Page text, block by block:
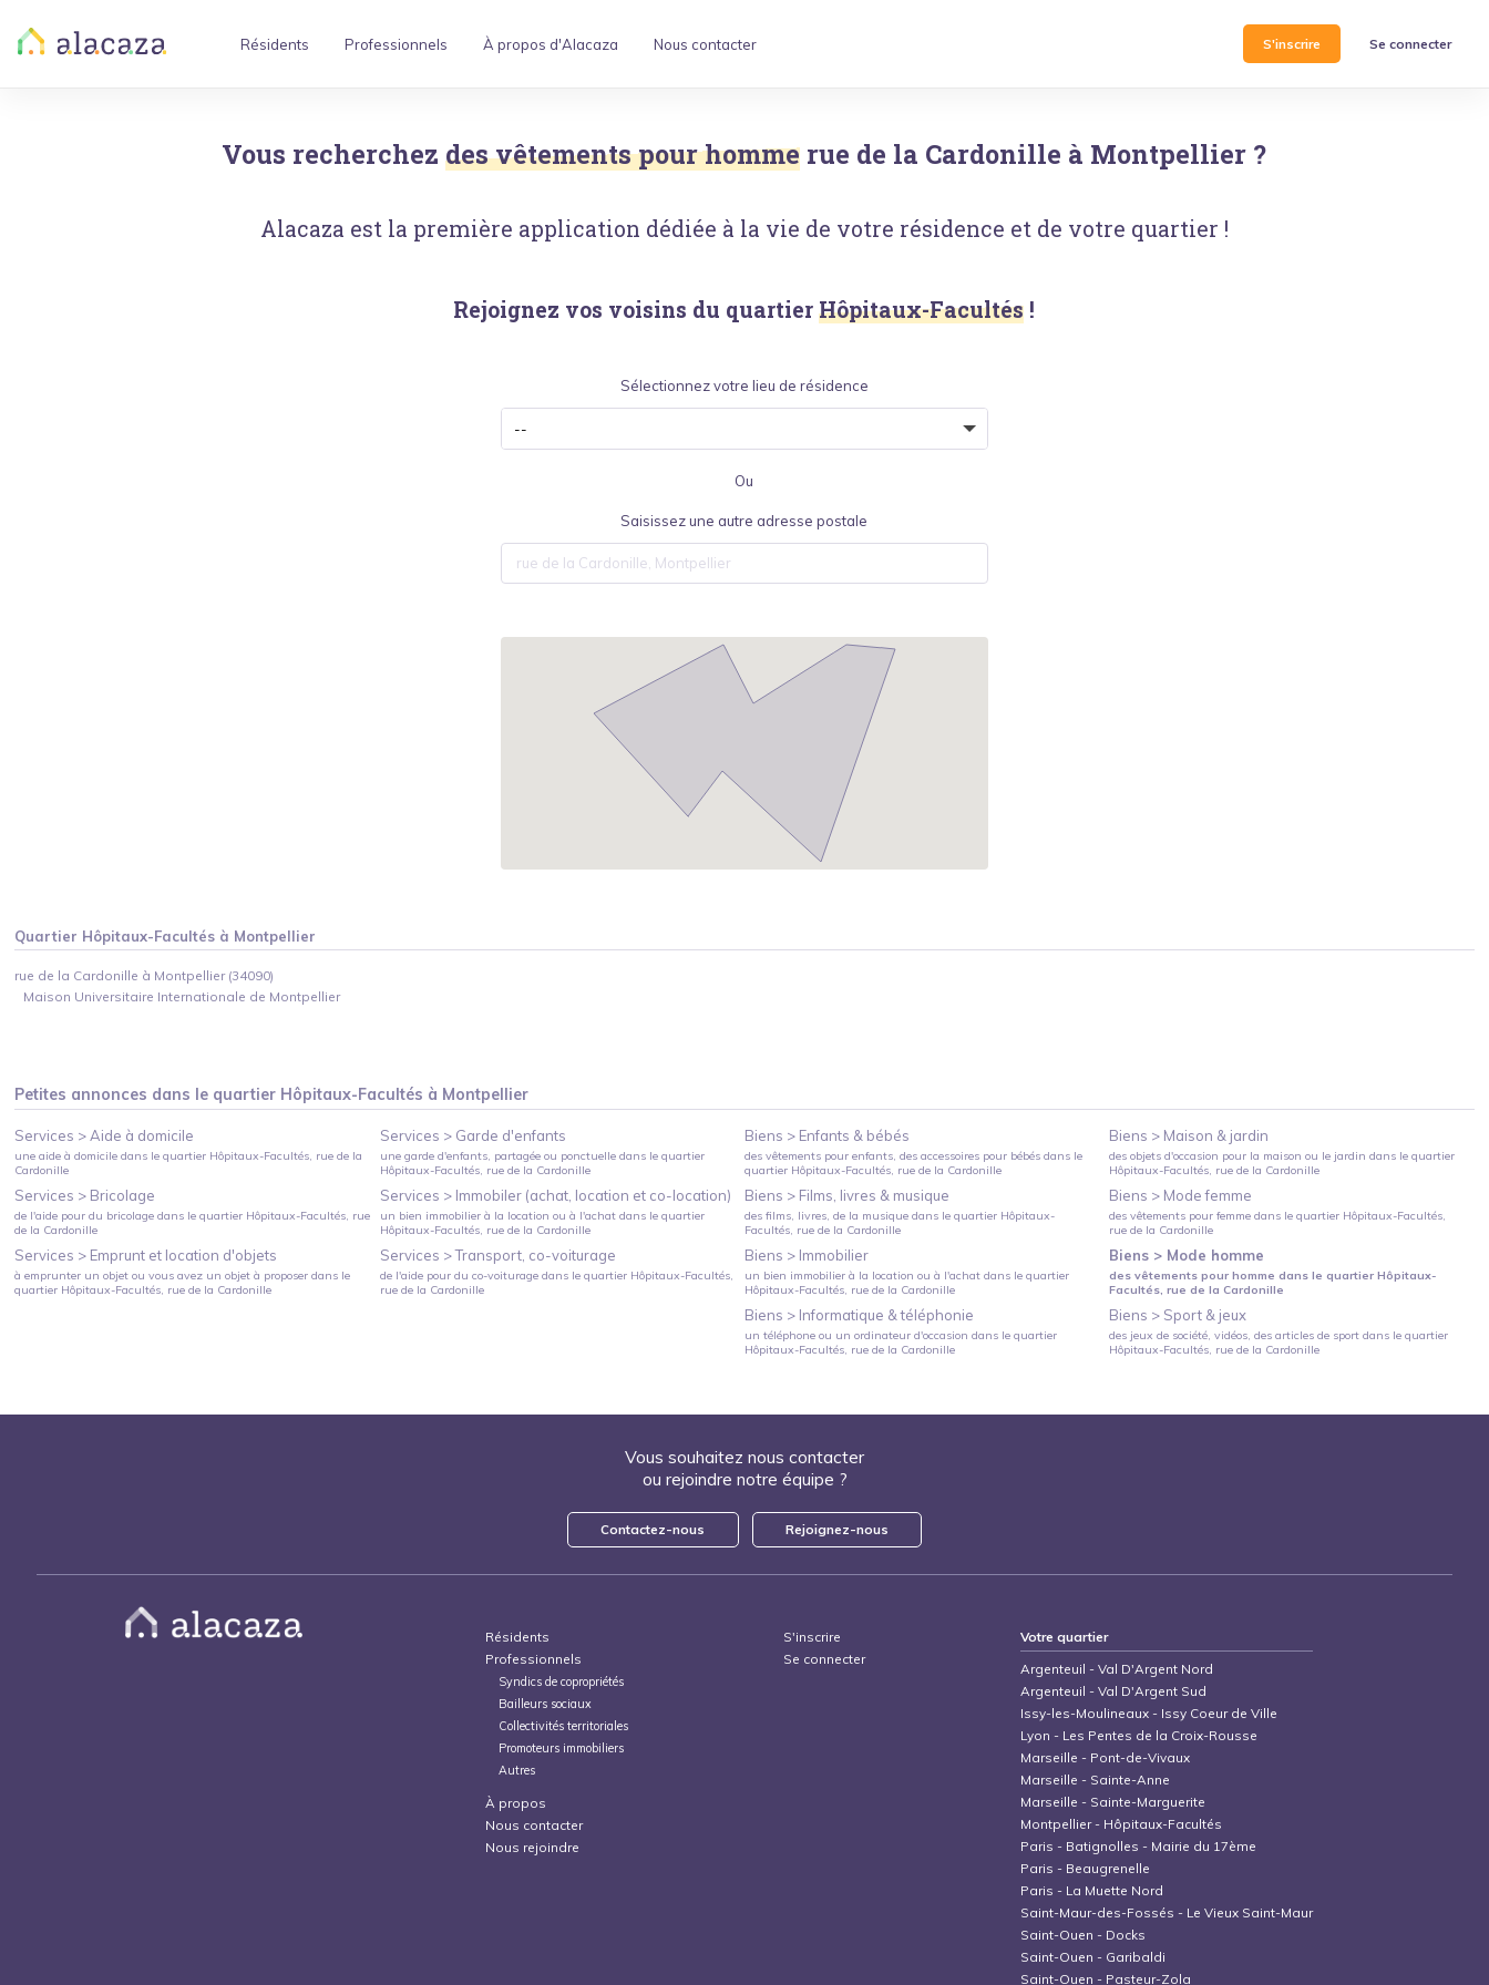
Résidents Professionnels À propos d'Alacaza Nous contacter S'inscrire Se connecter
Vous recherchez des vêtements pour homme rue de la Cardonille à Montpellier ?
Alacaza est la première application dédiée à la vie de votre résidence et de votre quartier !
Rejoignez vos voisins du quartier Hôpitaux-Facultés !
Sélectionnez votre lieu de résidence
Ou
Saisissez une autre adresse postale
Quartier Hôpitaux-Facultés à Montpellier
rue de la Cardonille à Montpellier (34090)
Maison Universitaire Internationale de Montpellier
Petites annonces dans le quartier Hôpitaux-Facultés à Montpellier
Services >Aide à domicile
une aide à domicile dans le quartier Hôpitaux-Facultés, rue de la
Cardonille
Services > Bricolage
de l'aide pour du bricolage dans le quartier Hôpitaux-Facultés, rue
de la Cardonille
Services > Emprunt et location d'objets
à emprunter un objet ou vous avez un objet à proposer dans le
quartier Hôpitaux-Facultés, rue de la Cardonille
Services > Garde d'enfants
une garde d'enfants, partagée ou ponctuelledans le quartier
Hôpitaux-Facultés, rue de la Cardonille
Services > Immobiler (achat, location et co-location)
un bien immobilier à la location ou à l'achatdans le quartier
Hôpitaux-Facultés, rue de la Cardonille
Services >Transport, co-voiturage
de l'aide pour du co-voituragedans le quartier Hôpitaux-Facultés,
rue de la Cardonille
Biens > Enfants & bébés
des vêtements pour enfants, des accessoires pour bébésdans le
quartier Hôpitaux-Facultés, rue de la Cardonille
Biens > Films, livres & musique
des films, livres, de la musiquedans le quartier Hôpitaux-
Facultés, rue de la Cardonille
Biens > Immobilier
un bien immobilier à la location ou à l'achatdans le quartier
Hôpitaux-Facultés, rue de la Cardonille
Biens > Informatique & téléphonie
un téléphone ou un ordinateur d'occasion dans le quartier
Hôpitaux-Facultés, rue de la Cardonille
Biens > Maison & jardin
des objets d'occasion pour la maison ou le jardin dans le quartier
Hôpitaux-Facultés, rue de la Cardonille
Biens > Mode femme
des vêtements pour femme dans le quartier Hôpitaux-Facultés,
rue de la Cardonille
Biens > Mode homme
des vêtements pour homme dans le quartierHôpitaux-
Facultés, rue de la Cardonille
Biens > Sport & jeux
des jeux de société, vidéos, des articles de sport dans le quartier
Hôpitaux-Facultés, rue de la Cardonille
Vous souhaitez nous contacter
ou rejoindre notre équipe ?
Contactez-nous Rejoignez-nous
Résidents
Professionnels
Syndics de copropriétés
Bailleurs sociaux
Collectivités territoriales
Promoteurs immobiliers
Autres
À propos
Nous contacter
Nous rejoindre
S'inscrire
Se connecter
Votre quartier
Argenteuil -Val D'Argent Nord
Argenteuil -Val D'Argent Sud
Issy-les-Moulineaux - Issy Coeur de Ville
Lyon - Les Pentes de la Croix-Rousse
Marseille - Pont-de-Vivaux
Marseille - Sainte-Anne
Marseille - Sainte-Marguerite
Montpellier- Hôpitaux-Facultés
Paris - Batignolles - Mairie du 17ème
Paris - Beaugrenelle
Paris - La Muette Nord
Saint-Maur-des-Fossés - Le Vieux Saint-Maur
Saint-Ouen - Docks
Saint-Ouen - Garibaldi
Saint-Ouen - Pasteur-Zola